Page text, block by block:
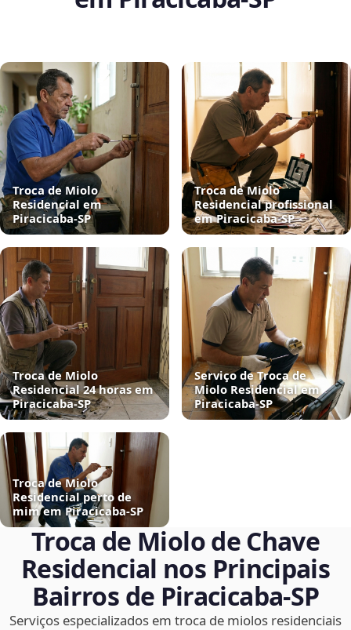
Troca de Miolo
Residencial em
Piracicaba‑SP
Troca de Miolo
Residencial profissional
em Piracicaba‑SP
Troca de Miolo
Residencial 24 horas em
Piracicaba‑SP
Serviço de Troca de
Miolo Residencial em
Piracicaba‑SP
Troca de Miolo
Residencial perto de
mim em Piracicaba‑SP
Troca de Miolo de Chave
Residencial nos Principais
Bairros de Piracicaba‑SP
Serviços especializados em troca de miolos residenciais